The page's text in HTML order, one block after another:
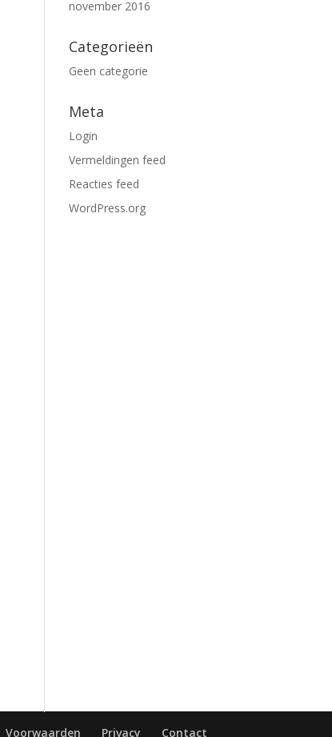
november 2016
Categorieën
Geen categorie
Meta
Login
Vermeldingen feed
Reacties feed
WordPress.org
Voorwaarden Privacy Contact